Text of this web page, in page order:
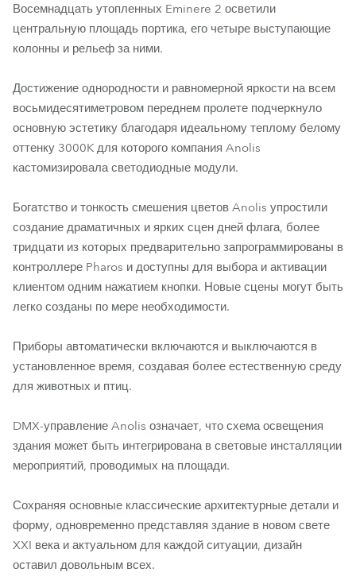
Восемнадцать утопленных Eminere 2 осветили
центральную площадь портика, его четыре выступающие
колонны и рельеф за ними.
Достижение однородности и равномерной яркости на всем
восьмидесятиметровом переднем пролете подчеркнуло
основную эстетику благодаря идеальному теплому белому
оттенку 3000K для которого компания Anolis
кастомизировала светодиодные модули.
Богатство и тонкость смешения цветов Anolis упростили
создание драматичных и ярких сцен дней флага, более
тридцати из которых предварительно запрограммированы в
контроллере Pharos и доступны для выбора и активации
клиентом одним нажатием кнопки. Новые сцены могут быть
легко созданы по мере необходимости.
Приборы автоматически включаются и выключаются в
установленное время, создавая более естественную среду
для животных и птиц.
DMX-управление Anolis означает, что схема освещения
здания может быть интегрирована в световые инсталляции
мероприятий, проводимых на площади.
Сохраняя основные классические архитектурные детали и
форму, одновременно представляя здание в новом свете
XXI века и актуальном для каждой ситуации, дизайн
оставил довольным всех.